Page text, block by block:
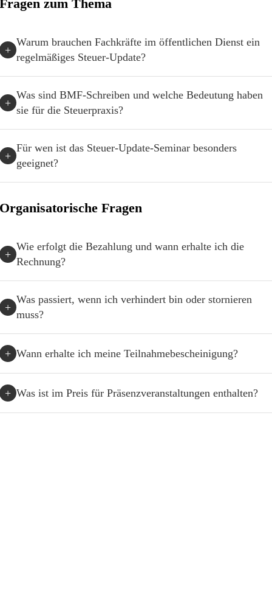
Fragen zum Thema
+
Warum brauchen Fachkräfte im öffentlichen Dienst ein
regelmäßiges Steuer-Update?
+
Was sind BMF-Schreiben und welche Bedeutung haben
sie für die Steuerpraxis?
+
Für wen ist das Steuer-Update-Seminar besonders
geeignet?
Organisatorische Fragen
+
Wie erfolgt die Bezahlung und wann erhalte ich die
Rechnung?
+
Was passiert, wenn ich verhindert bin oder stornieren
muss?
+ Wann erhalte ich meine Teilnahmebescheinigung?
+ Was ist im Preis für Präsenzveranstaltungen enthalten?